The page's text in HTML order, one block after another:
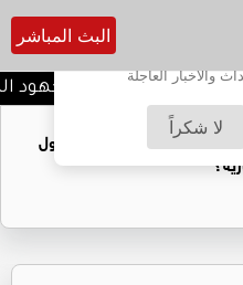
الإشعارات؟
والأخبار العاجلة
لا شكراً
البث المباشر
"النواب": نقف خلف جهود
مكاسب مادية.. هل تحول